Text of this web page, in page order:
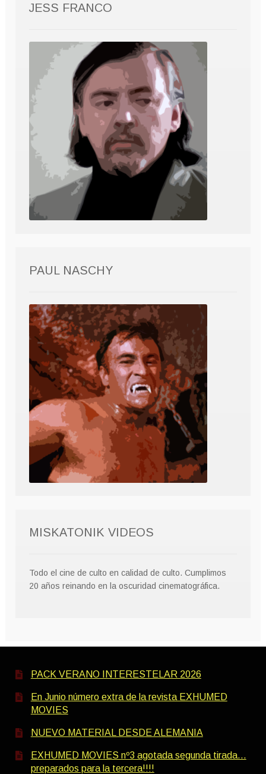
JESS FRANCO
PAUL NASCHY
MISKATONIK VIDEOS
Todo el cine de culto en calidad de culto. Cumplimos
20 años reinando en la oscuridad cinematográfica.
PACK VERANO INTERESTELAR 2026
En Junio número extra de la revista EXHUMED
MOVIES
NUEVO MATERIAL DESDE ALEMANIA
EXHUMED MOVIES nº3 agotada segunda tirada…
preparados para la tercera!!!!